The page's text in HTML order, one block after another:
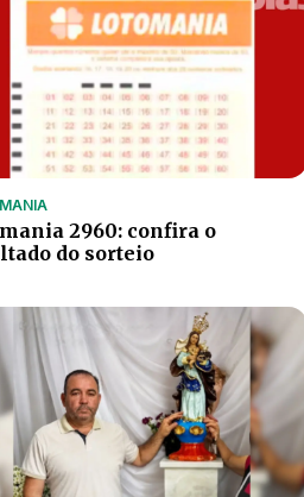
2960: confira o
do sorteio